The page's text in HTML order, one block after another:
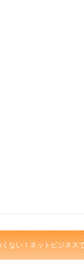
ない！ネットビジネス